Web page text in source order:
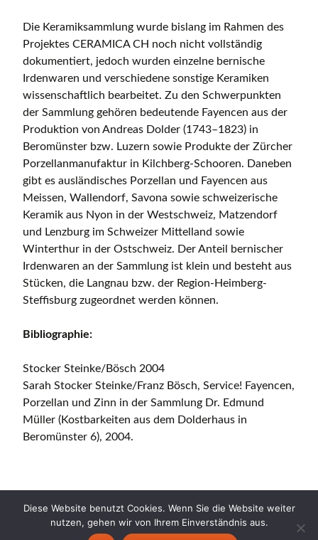
Die Keramiksammlung wurde bislang im Rahmen des
Projektes CERAMICA CH noch nicht vollständig
dokumentiert, jedoch wurden einzelne bernische
Irdenwaren und verschiedene sonstige Keramiken
wissenschaftlich bearbeitet. Zu den Schwerpunkten
der Sammlung gehören bedeutende Fayencen aus der
Produktion von Andreas Dolder (1743–1823) in
Beromünster bzw. Luzern sowie Produkte der Zürcher
Porzellanmanufaktur in Kilchberg-Schooren. Daneben
gibt es ausländisches Porzellan und Fayencen aus
Meissen, Wallendorf, Savona sowie schweizerische
Keramik aus Nyon in der Westschweiz, Matzendorf
und Lenzburg im Schweizer Mittelland sowie
Winterthur in der Ostschweiz. Der Anteil bernischer
Irdenwaren an der Sammlung ist klein und besteht aus
Stücken, die Langnau bzw. der Region-Heimberg-
Steffisburg zugeordnet werden können.
Bibliographie:
Stocker Steinke/Bösch 2004
Sarah Stocker Steinke/Franz Bösch, Service! Fayencen,
Porzellan und Zinn in der Sammlung Dr. Edmund
Müller (Kostbarkeiten aus dem Dolderhaus in
Beromünster 6), 2004.
Copyright © 2026 CERAMICA CH. All Rights Reserved.
Diese Website benutzt Cookies. Wenn Sie die Website weiter
nutzen, gehen wir von Ihrem Einverständnis aus.